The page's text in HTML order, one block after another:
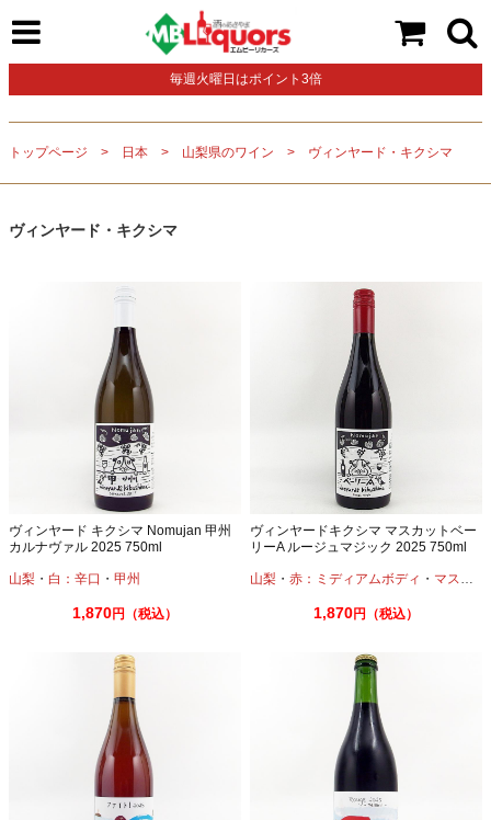
毎週火曜日はポイント3倍
トップページ 日本 山梨県のワイン ヴィンヤード・キクシマ
ヴィンヤード・キクシマ
ヴィンヤード キクシマ Nomujan 甲州
カルナヴァル 2025 750ml
山梨 ・ 白：辛口 ・ 甲州
1,870円（税込）
ヴィンヤードキクシマ マスカットベー
リーA ルージュマジック 2025 750ml
山梨 ・赤：ミディアムボディ ・ マスカットベーリーA
1,870円（税込）